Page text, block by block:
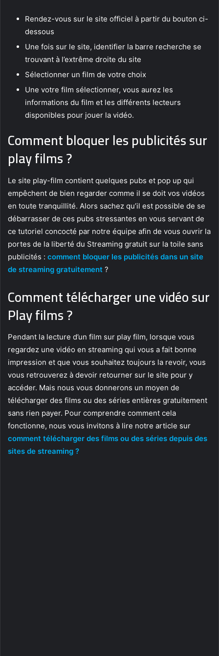
Rendez-vous sur le site officiel à partir du bouton ci-
dessous
Une fois sur le site, identifier la barre recherche se
trouvant à l’extrême droite du site
Sélectionner un film de votre choix
Une votre film sélectionner, vous aurez les
informations du film et les différents lecteurs
disponibles pour jouer la vidéo.
Comment bloquer les publicités sur
play films ?
Le site play-film contient quelques pubs et pop up qui
empêchent de bien regarder comme il se doit vos vidéos
en toute tranquillité. Alors sachez qu’il est possible de se
débarrasser de ces pubs stressantes en vous servant de
ce tutoriel concocté par notre équipe afin de vous ouvrir la
portes de la liberté du Streaming gratuit sur la toile sans
publicités : comment bloquer les publicités dans un site
de streaming gratuitement ?
Comment télécharger une vidéo sur
Play films ?
Pendant la lecture d’un film sur play film, lorsque vous
regardez une vidéo en streaming qui vous a fait bonne
impression et que vous souhaitez toujours la revoir, vous
vous retrouverez à devoir retourner sur le site pour y
accéder. Mais nous vous donnerons un moyen de
télécharger des films ou des séries entières gratuitement
sans rien payer. Pour comprendre comment cela
fonctionne, nous vous invitons à lire notre article sur
comment télécharger des films ou des séries depuis des
sites de streaming ?